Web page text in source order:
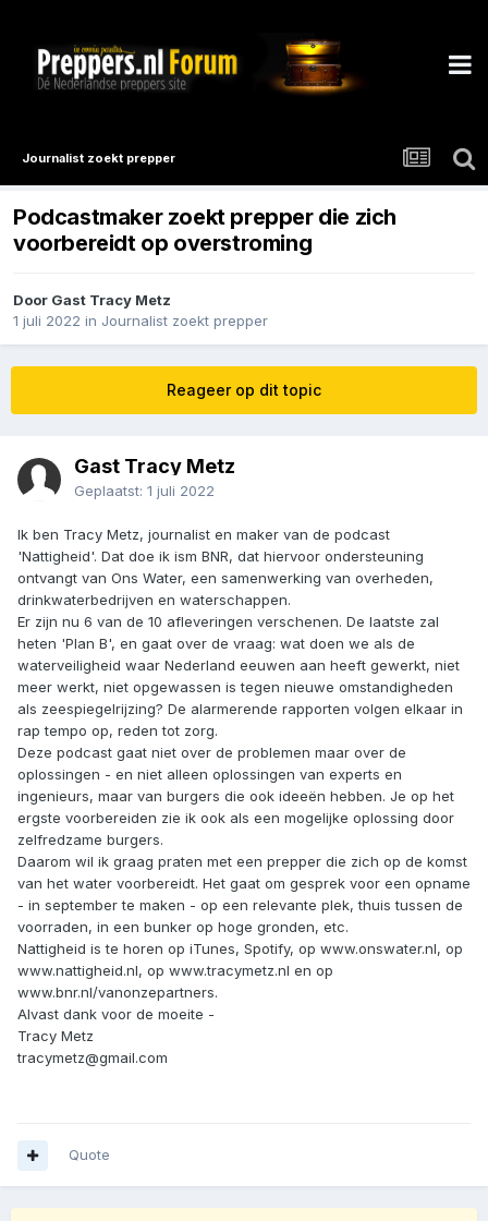
Journalist zoekt prepper
Podcastmaker zoekt prepper die zich
voorbereidt op overstroming
Door Gast Tracy Metz
1 juli 2022 in Journalist zoekt prepper
Reageer op dit topic
Gast Tracy Metz
Geplaatst: 1 juli 2022
Ik ben Tracy Metz, journalist en maker van de podcast
'Nattigheid'. Dat doe ik ism BNR, dat hiervoor ondersteuning
ontvangt van Ons Water, een samenwerking van overheden,
drinkwaterbedrijven en waterschappen.
Er zijn nu 6 van de 10 afleveringen verschenen. De laatste zal
heten 'Plan B', en gaat over de vraag: wat doen we als de
waterveiligheid waar Nederland eeuwen aan heeft gewerkt, niet
meer werkt, niet opgewassen is tegen nieuwe omstandigheden
als zeespiegelrijzing? De alarmerende rapporten volgen elkaar in
rap tempo op, reden tot zorg.
Deze podcast gaat niet over de problemen maar over de
oplossingen - en niet alleen oplossingen van experts en
ingenieurs, maar van burgers die ook ideeën hebben. Je op het
ergste voorbereiden zie ik ook als een mogelijke oplossing door
zelfredzame burgers.
Daarom wil ik graag praten met een prepper die zich op de komst
van het water voorbereidt. Het gaat om gesprek voor een opname
- in september te maken - op een relevante plek, thuis tussen de
voorraden, in een bunker op hoge gronden, etc.
Nattigheid is te horen op iTunes, Spotify, op www.onswater.nl, op
www.nattigheid.nl, op www.tracymetz.nl en op
www.bnr.nl/vanonzepartners.
Alvast dank voor de moeite -
Tracy Metz
tracymetz@gmail.com
Quote